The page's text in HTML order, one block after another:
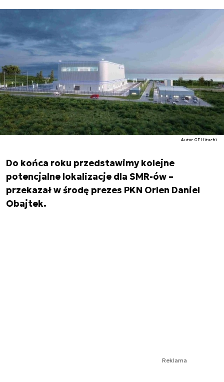
Autor. GE Hitachi
Do końca roku przedstawimy kolejne
potencjalne lokalizacje dla SMR-ów –
przekazał w środę prezes PKN Orlen Daniel
Obajtek.
Reklama